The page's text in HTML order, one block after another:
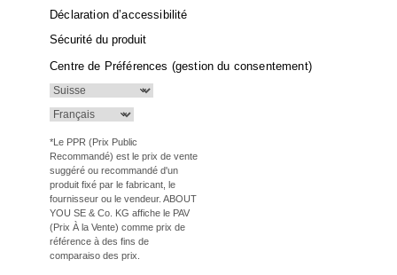
Déclaration d’accessibilité
Sécurité du produit
Centre de Préférences (gestion du consentement)
*Le PPR (Prix Public
Recommandé) est le prix de vente
suggéré ou recommandé d'un
produit fixé par le fabricant, le
fournisseur ou le vendeur. ABOUT
YOU SE & Co. KG affiche le PAV
(Prix À la Vente) comme prix de
référence à des fins de
comparaiso des prix.